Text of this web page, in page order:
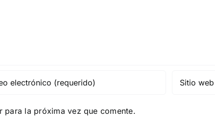
para la próxima vez que comente.